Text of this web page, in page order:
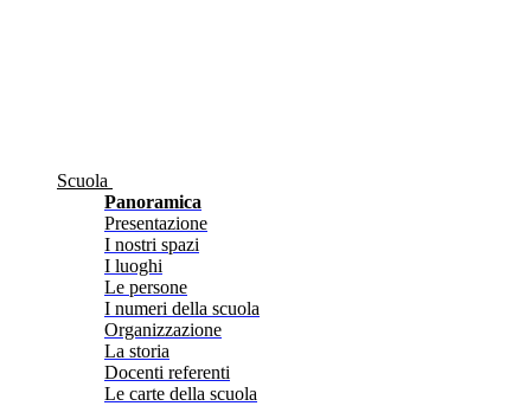
Scuola
Panoramica
Presentazione
I nostri spazi
I luoghi
Le persone
I numeri della scuola
Organizzazione
La storia
Docenti referenti
Le carte della scuola